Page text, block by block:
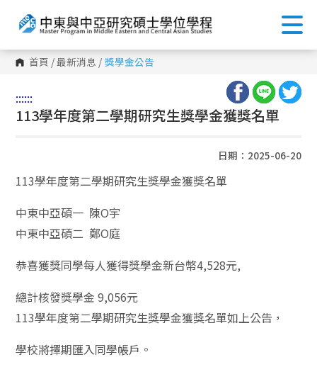
首頁 /最新消息 / 獎學金公告
::::::
113學年度第二學期研究生獎學金獲獎名單
日期：2025-06-20
113學年度第二學期研究生獎學金獲獎名單
中東中亞碩一 陳O宇
中東中亞碩二 鄭O庭
恭喜獲獎同學每人獲得獎學金新台幣4,528元,
總計核發獎學金 9,056元
113學年度第二學期研究生獎學金獲獎名單如上公告，
學校將擇期匯入同學帳戶。